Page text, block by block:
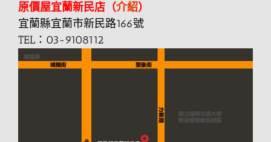
原價屋宜蘭新民店（介紹）
宜蘭縣宜蘭市新民路166號
TEL：03-9108112